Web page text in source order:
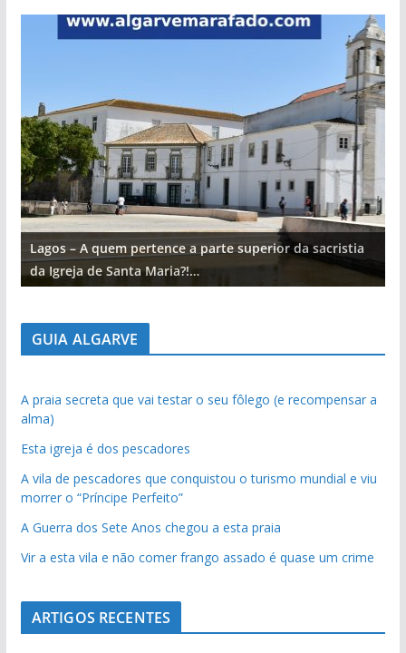
Lagos – A quem pertence a parte superior da sacristia
da Igreja de Santa Maria?!…
GUIA ALGARVE
A praia secreta que vai testar o seu fôlego (e recompensar a
alma)
Esta igreja é dos pescadores
A vila de pescadores que conquistou o turismo mundial e viu
morrer o “Príncipe Perfeito”
A Guerra dos Sete Anos chegou a esta praia
Vir a esta vila e não comer frango assado é quase um crime
ARTIGOS RECENTES